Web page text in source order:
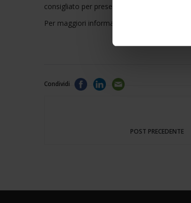
consigliato per preservare il corretto
Per maggiori informazioni su TDB-HYBRID
Condividi
POST PRECEDENTE